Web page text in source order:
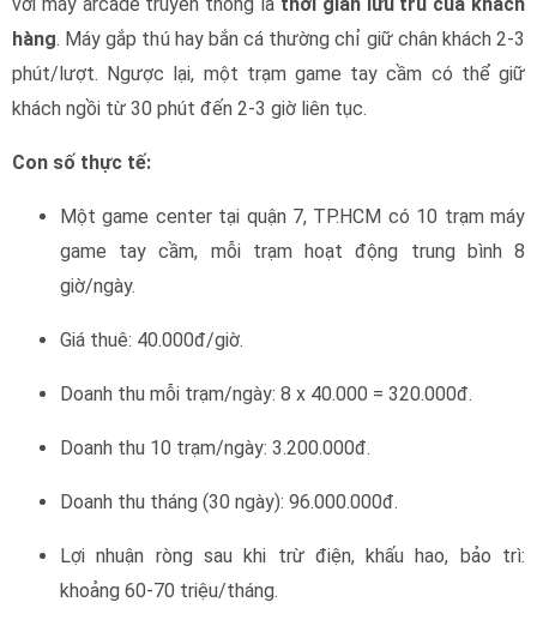
hàng. Máy gắp thú hay bắn cá thường chỉ giữ chân khách 2-3
phút/lượt. Ngược lại, một trạm game tay cầm có thể giữ
khách ngồi từ 30 phút đến 2-3 giờ liên tục.
Con số thực tế:
Một game center tại quận 7, TP.HCM có 10 trạm máy
game tay cầm, mỗi trạm hoạt động trung bình 8
giờ/ngày.
Giá thuê: 40.000đ/giờ.
Doanh thu mỗi trạm/ngày: 8 x 40.000 = 320.000đ.
Doanh thu 10 trạm/ngày: 3.200.000đ.
Doanh thu tháng (30 ngày): 96.000.000đ.
Lợi nhuận ròng sau khi trừ điện, khấu hao, bảo trì:
khoảng 60-70 triệu/tháng.